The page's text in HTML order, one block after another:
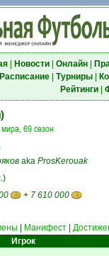
| Новости| Онлайн|
Расписание| Турниры|
Рейтинги|
69 сезон
aka ProsKerouak
+ 7 610 000
Манифест
Игрок